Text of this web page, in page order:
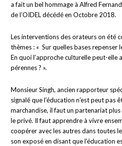
a fait un bel hommage à Alfred
de l’OIDEL décédé en Octobre 2018.
Les interventions des orateurs on été
thèmes : « Sur quelles bases repenser
En quoi l’approche culturelle peut-
pérennes ? ».
Monsieur Singh, ancien rapporteur
signalé que l’éducation n’est peut pas
marchandise, il faut un partenariat
le privé. Il faut apprendre à vivre
coopérer avec les autres dans toutes
son exposé en disant que l'éducation